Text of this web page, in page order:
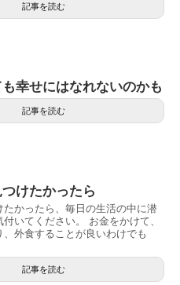
記事を読む
幸せにはなれないのかも
記事を読む
けたかったら
たかったら、毎日の生活の中に潜
いてください。 お金をかけて、
外食することが良いわけでも
記事を読む